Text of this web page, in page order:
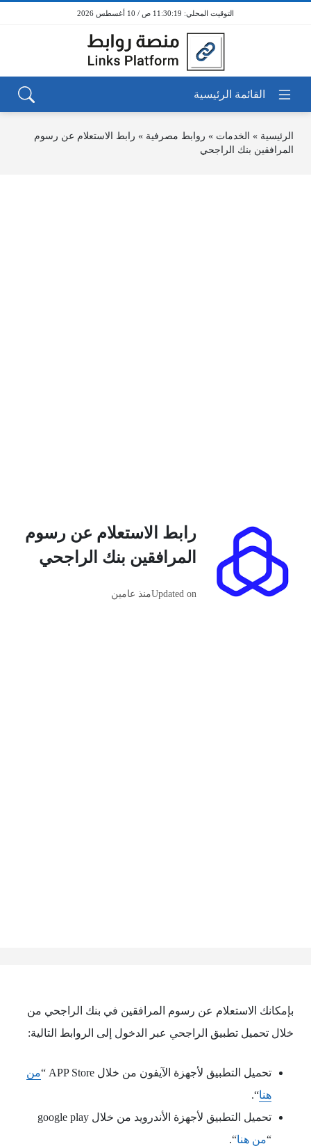
11:30:19 ص / 10 أغسطس 2026
الرئيسية » الخدمات » روابط مصرفية » رابط الاستعلام عن رسوم
المرافقين بنك الراجحي
رابط الاستعلام عن رسوم
المرافقين بنك الراجحي
Updated onمنذ عامين
بإمكانك الاستعلام عن رسوم المرافقين في بنك الراجحي من
خلال تحميل تطبيق الراجحي عبر الدخول إلى الروابط التالية:
تحميل التطبيق لأجهزة الآيفون من خلال APP Store “
من
هنا“.
تحميل التطبيق لأجهزة الأندرويد من خلال google play
“من هنا“.